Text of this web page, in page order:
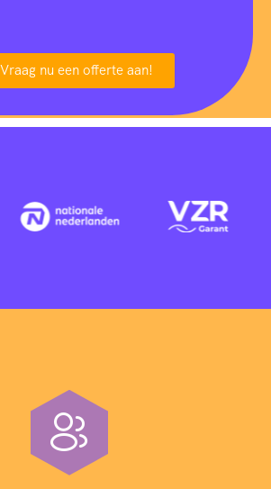
Vraag nu een offerte aan!